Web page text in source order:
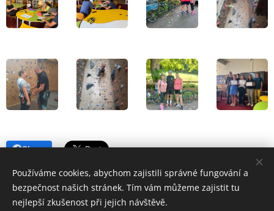
Share
Používáme cookies, abychom zajistili správné fungování a
bezpečnost našich stránek. Tím vám můžeme zajistit tu
nejlepší zkušenost při jejich návštěvě.